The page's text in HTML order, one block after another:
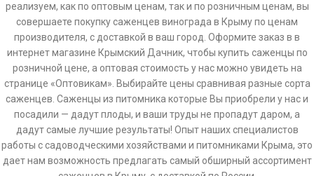
реализуем, как по оптовым ценам, так и по розничным ценам, вы
совершаете покупку саженцев винограда в Крыму по ценам
производителя, с доставкой в ваш город. Оформите заказ в в
интернет магазине Крымский Дачник, чтобы купить саженцы по
розничной цене, а оптовая стоимость у нас можно увидеть на
странице «Оптовикам». Выбирайте цены сравнивая разные сорта
саженцев. Саженцы из питомника которые Вы приобрели у нас и
посадили — дадут плоды, и ваши труды не пропадут даром, а
дадут самые лучшие результаты! Опыт наших специалистов
работы с садоводческими хозяйствами и питомниками Крыма, это
дает нам возможность предлагать самый обширный ассортимент